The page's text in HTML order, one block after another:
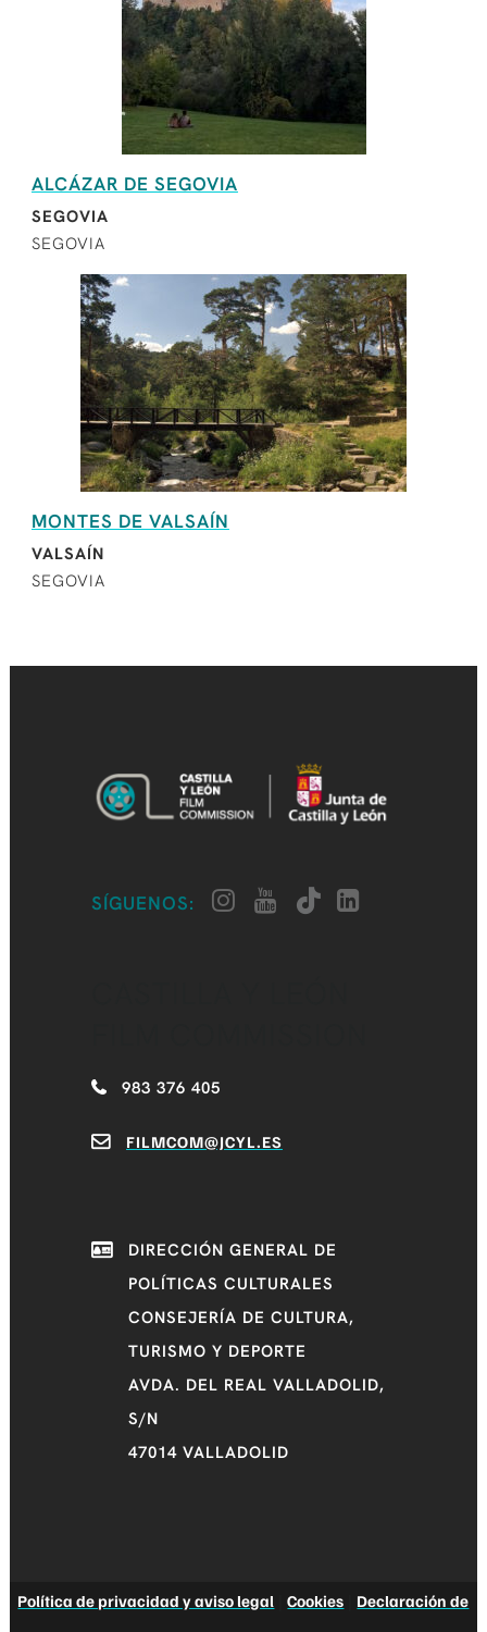
ALCÁZAR DE SEGOVIA
SEGOVIA
SEGOVIA
MONTES DE VALSAÍN
VALSAÍN
SEGOVIA
SÍGUENOS:
983 376 405
FILMCOM@JCYL.ES
DIRECCIÓN GENERAL DE
POLÍTICAS CULTURALES
CONSEJERÍA DE CULTURA,
TURISMO Y DEPORTE
AVDA. DEL REAL VALLADOLID,
S/N
47014 VALLADOLID
Política de privacidad y aviso legal |Cookies
Declaración de